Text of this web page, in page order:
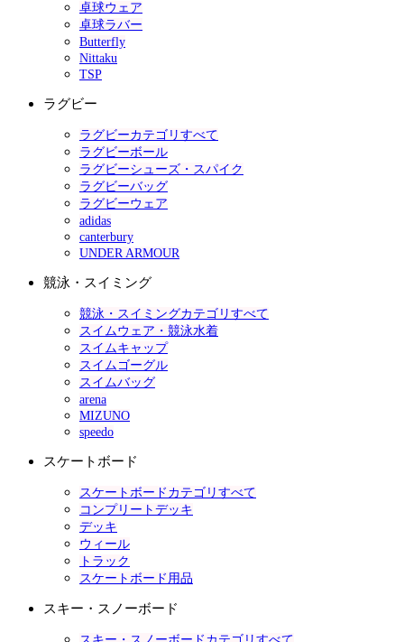
卓球ウェア
卓球ラバー
Butterfly
Nittaku
TSP
ラグビー
ラグビーカテゴリすべて
ラグビーボール
ラグビーシューズ・スパイク
ラグビーバッグ
ラグビーウェア
adidas
canterbury
UNDER ARMOUR
競泳・スイミング
競泳・スイミングカテゴリすべて
スイムウェア・競泳水着
スイムキャップ
スイムゴーグル
スイムバッグ
arena
MIZUNO
speedo
スケートボード
スケートボードカテゴリすべて
コンプリートデッキ
デッキ
ウィール
トラック
スケートボード用品
スキー・スノーボード